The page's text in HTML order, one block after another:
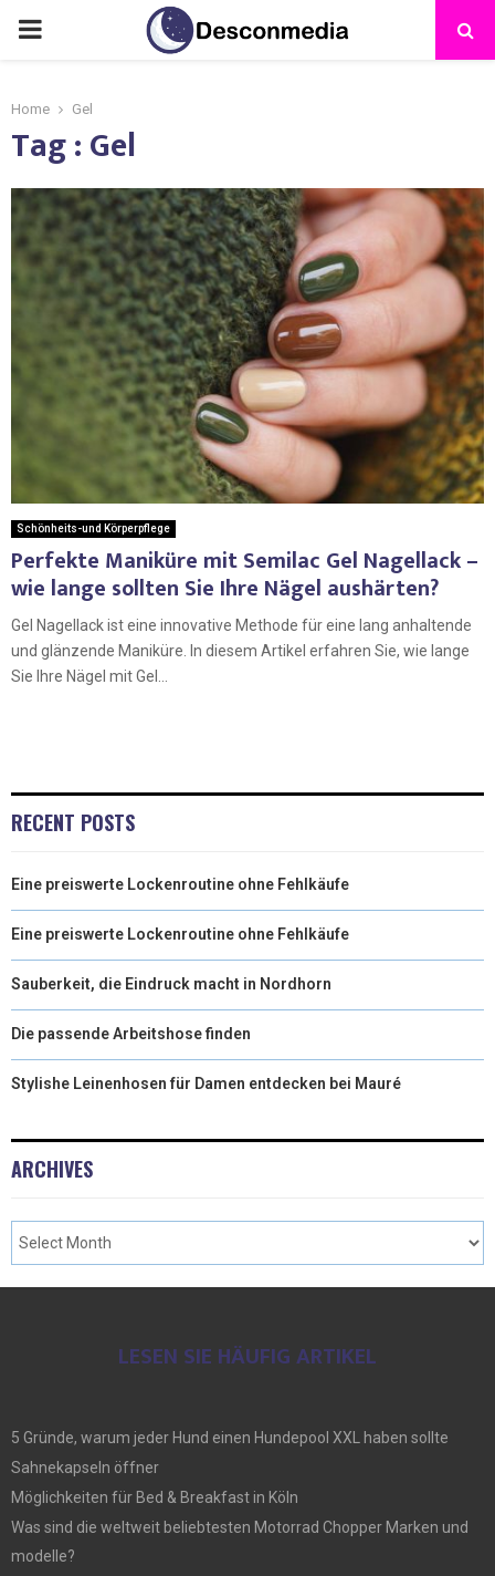
Home Gel
Tag : Gel
Schönheits-und Körperpflege
Perfekte Maniküre mit Semilac Gel Nagellack –
wie lange sollten Sie Ihre Nägel aushärten?
Gel Nagellack ist eine innovative Methode für eine lang anhaltende
und glänzende Maniküre. In diesem Artikel erfahren Sie, wie lange
Sie Ihre Nägel mit Gel...
RECENT POSTS
Eine preiswerte Lockenroutine ohne Fehlkäufe
Eine preiswerte Lockenroutine ohne Fehlkäufe
Sauberkeit, die Eindruck macht in Nordhorn
Die passende Arbeitshose finden
Stylishe Leinenhosen für Damen entdecken bei Mauré
ARCHIVES
LESEN SIE HÄUFIG ARTIKEL
5 Gründe, warum jeder Hund einen Hundepool XXL haben sollte
Sahnekapseln öffner
Möglichkeiten für Bed & Breakfast in Köln
Was sind die weltweit beliebtesten Motorrad Chopper Marken und
modelle?